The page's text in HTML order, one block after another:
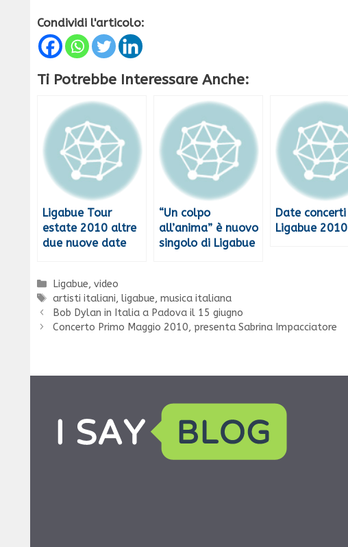
Condividi l'articolo:
Ti Potrebbe Interessare Anche:
Ligabue Tour
estate 2010 altre
due nuove date
“Un colpo
all’anima” è nuovo
singolo di Ligabue
Date concerti
Ligabue 2010
Categorie
Ligabue,video
Tag
artisti italiani,ligabue,musica italiana
Bob Dylan in Italia a Padova il 15 giugno
Concerto Primo Maggio 2010, presenta Sabrina Impacciatore